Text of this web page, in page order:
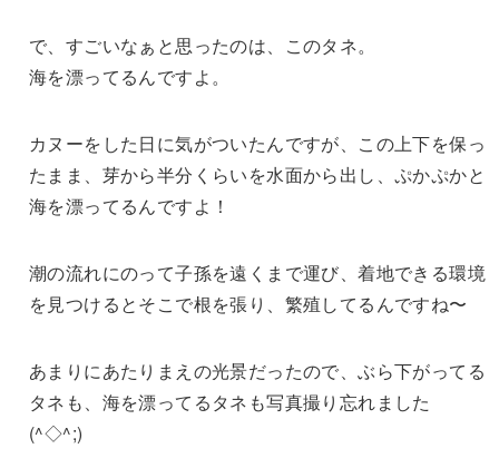
で、すごいなぁと思ったのは、このタネ。
海を漂ってるんですよ。
カヌーをした日に気がついたんですが、この上下を保っ
たまま、芽から半分くらいを水面から出し、ぷかぷかと
海を漂ってるんですよ！
潮の流れにのって子孫を遠くまで運び、着地できる環境
を見つけるとそこで根を張り、繁殖してるんですね〜
あまりにあたりまえの光景だったので、ぶら下がってる
タネも、海を漂ってるタネも写真撮り忘れました
(^◇^;)